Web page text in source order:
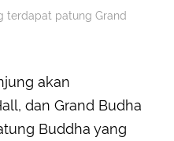
terdapat patung Grand
akan
dan Grand Budha
Buddha yang